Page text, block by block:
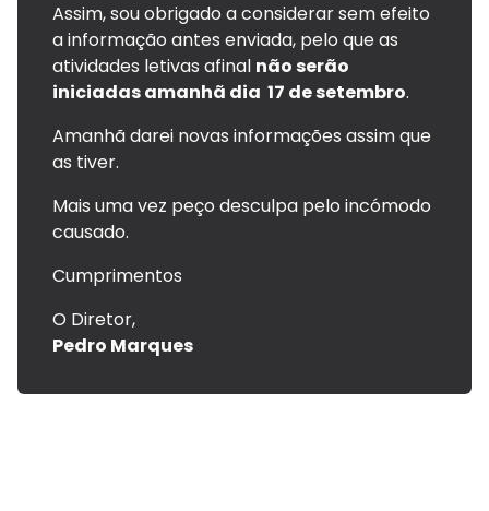
Assim, sou obrigado a considerar sem efeito
a informação antes enviada, pelo que as
atividades letivas afinal não serão
iniciadas amanhã dia 17 de setembro.
Amanhã darei novas informações assim que
as tiver.
Mais uma vez peço desculpa pelo incómodo
causado.
Cumprimentos
O Diretor,
Pedro Marques